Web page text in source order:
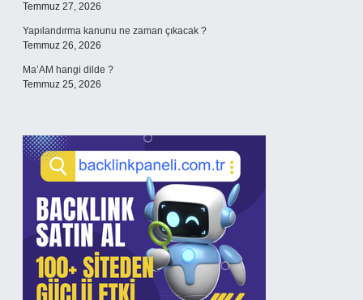
Temmuz 27, 2026
Yapılandırma kanunu ne zaman çıkacak ?
Temmuz 26, 2026
Ma’AM hangi dilde ?
Temmuz 25, 2026